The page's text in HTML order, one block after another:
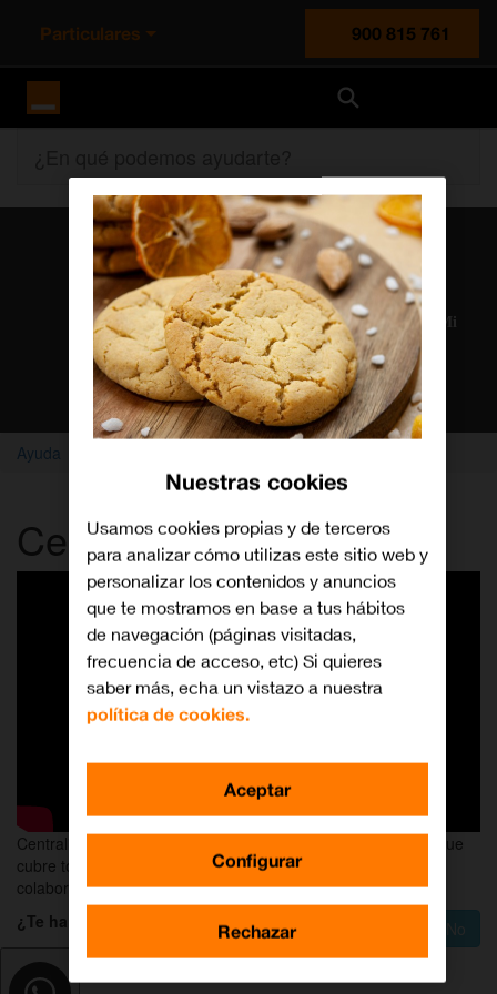
Particulares
900 815 761
Atención al cliente
Nuestros agentes solucionan cualquier duda en el chat Mi
Orange
Chatear con un agente
Ayuda
Centralita Negocio
Centralita Negocio, la solución unificada para las empresas que
cubre todas las necesidades de comunicación, movilidad y
colaboración entre empleados.
¿Te ha servido de ayuda?
No
Nuestras cookies
Usamos cookies propias y de terceros
para analizar cómo utilizas este sitio web y
personalizar los contenidos y anuncios
que te mostramos en base a tus hábitos
de navegación (páginas visitadas,
frecuencia de acceso, etc) Si quieres
saber más, echa un vistazo a nuestra
política de cookies.
Configurar
Rechazar
Aceptar